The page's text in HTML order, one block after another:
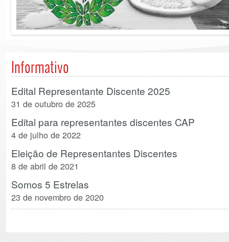
Informativo
Edital Representante Discente 2025
31 de outubro de 2025
Edital para representantes discentes CAP
4 de julho de 2022
Eleição de Representantes Discentes
8 de abril de 2021
Somos 5 Estrelas
23 de novembro de 2020